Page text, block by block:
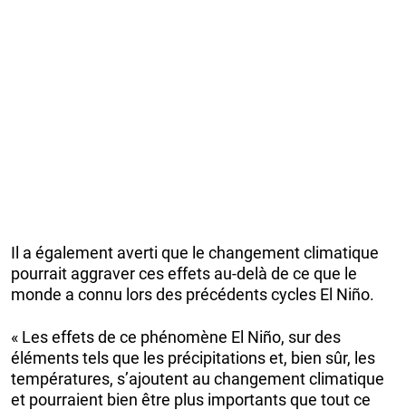
Il a également averti que le changement climatique
pourrait aggraver ces effets au-delà de ce que le
monde a connu lors des précédents cycles El Niño.
« Les effets de ce phénomène El Niño, sur des
éléments tels que les précipitations et, bien sûr, les
températures, s’ajoutent au changement climatique
et pourraient bien être plus importants que tout ce